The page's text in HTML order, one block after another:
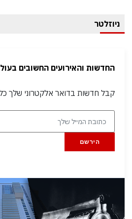
ניוזלטר
החדשות והאירועים החשובים
קבל חדשות בדואר אלקטרוני שלך כל
הירשם